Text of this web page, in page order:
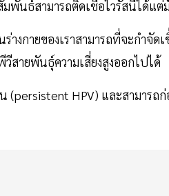
พันธ์สามารถติดเชื้อไวรัสนี้ได้แต่
างกายของเราสามารถที่จะกำจั
วีสายพันธุ์ความเสี่ยงสูงออกไปได้
(persistent HPV) และสามาร